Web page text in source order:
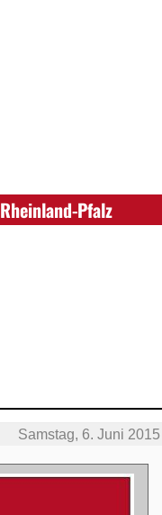
Rheinland-Pfalz
Samstag, 6. Juni 2015